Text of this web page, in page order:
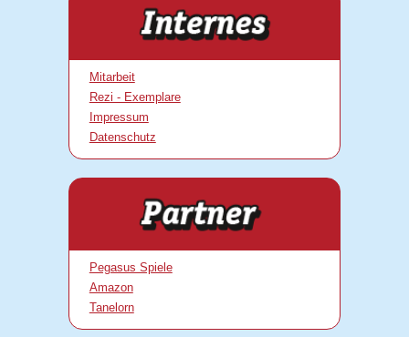
Mitarbeit
Rezi - Exemplare
Impressum
Datenschutz
Pegasus Spiele
Amazon
Tanelorn